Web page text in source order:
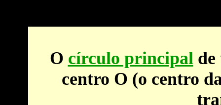
O círculo principalde
centro O (o centro